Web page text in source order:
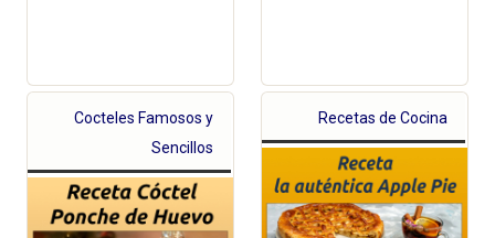
Cocteles Famosos y
Sencillos
Recetas de Cocina